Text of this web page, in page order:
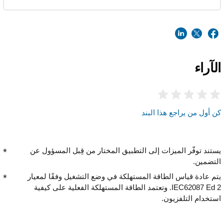
الآراء
كن أول من يراجع هذا البند
يستند توفّر الميزات إلى التطبيق المختار من قِبل المسؤول عن
التضمين.
يتم عادة قياس الطاقة المستهلكة في وضع التشغيل وفقًا لمعيار
IEC62087 Ed 2. وتعتمد الطاقة المستهلكة الفعلية على كيفية
استخدام التلفزيون.